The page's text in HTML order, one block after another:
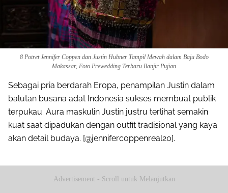
8 Potret Jennifer Coppen dan Justin Hubner Tampil Mewah dalam Baju Bodo
Makassar, Foto Prewedding Terbaru Banjir Pujian
Sebagai pria berdarah Eropa, penampilan Justin dalam
balutan busana adat Indonesia sukses membuat publik
terpukau. Aura maskulin Justin justru terlihat semakin
kuat saat dipadukan dengan outfit tradisional yang kaya
akan detail budaya. [@jennifercoppenreal20].
Advertisement - Scroll untuk Melanjutkan